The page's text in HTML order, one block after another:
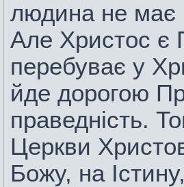
людина не має
Але Христос є
перебуває у
йде дорогою
праведність.
Церкви
Божу, на